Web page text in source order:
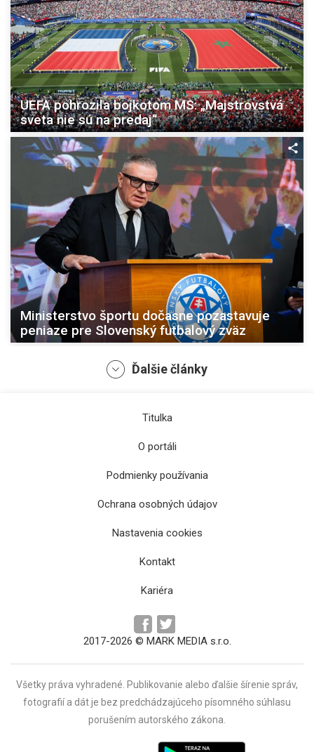
UEFA pohrozila bojkotom MS: „Majstrovstvá
sveta nie sú na predaj“
Ministerstvo športu dočasne pozastavuje
peniaze pre Slovenský futbalový zväz
Psychológ Trebuňák si užil víťazný návrat na
Ďalšie články
Titulka
O portáli
Podmienky používania
Ochrana osobných údajov
Nastavenia cookies
Kontakt
Kariéra
2017-2026 © MARK MEDIA s.r.o.
Všetky práva vyhradené. Publikovanie alebo ďalšie šírenie správ,
fotografií a dát je bez predchádzajúceho písomného súhlasu
porušením autorského zákona.